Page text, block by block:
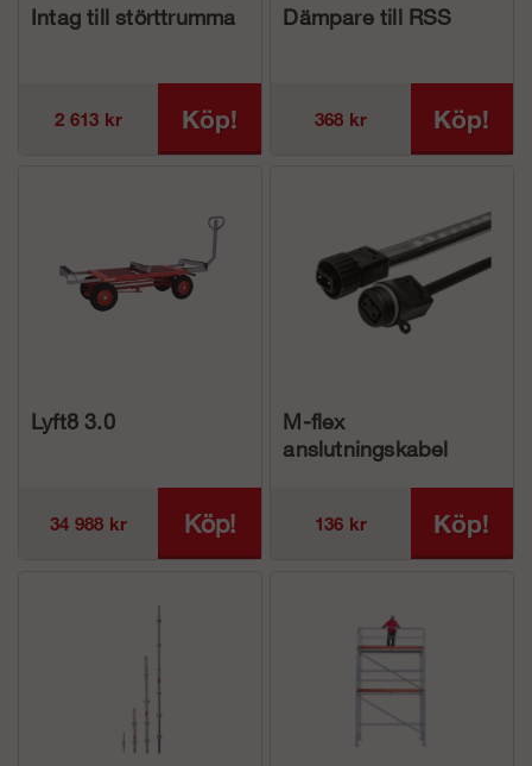
Intag till störttrumma
2 613 kr Köp!
Dämpare till RSS
368 kr Köp!
Lyft8 3.0
34 988 kr Köp!
M-flex
anslutningskabel
136 kr Köp!